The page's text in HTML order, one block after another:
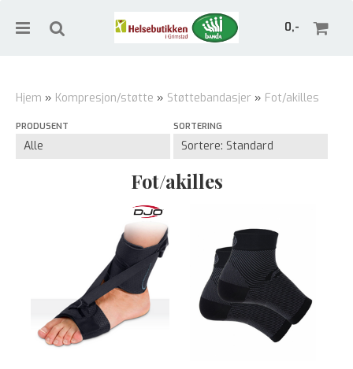
0,-
Hjem » Kompresjon/støtte » Støttebandasjer » Fot/akilles
PRODUSENT SORTERING
Fot/akilles